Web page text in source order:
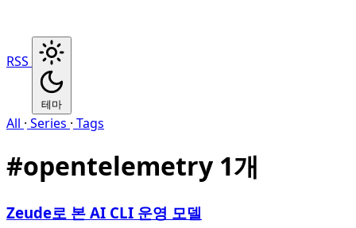
RSS
테마
All · Series · Tags
#opentelemetry 1개
Zeude로 본 AI CLI 운영 모델